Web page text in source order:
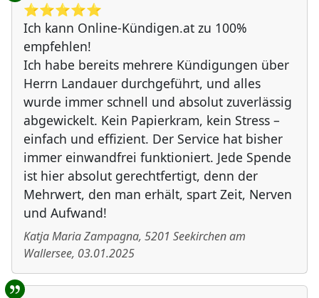
⭐️⭐️⭐️⭐️⭐️
Ich kann Online-Kündigen.at zu 100%
empfehlen!
Ich habe bereits mehrere Kündigungen über
Herrn Landauer durchgeführt, und alles
wurde immer schnell und absolut zuverlässig
abgewickelt. Kein Papierkram, kein Stress –
einfach und effizient. Der Service hat bisher
immer einwandfrei funktioniert. Jede Spende
ist hier absolut gerechtfertigt, denn der
Mehrwert, den man erhält, spart Zeit, Nerven
und Aufwand!
Katja Maria Zampagna, 5201 Seekirchen am
Wallersee, 03.01.2025